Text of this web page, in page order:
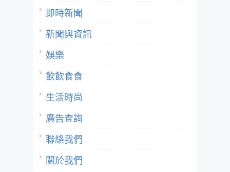
即時新聞
新聞與資訊
娛樂
飲飲食食
生活時尚
廣告查詢
聯絡我們
關於我們